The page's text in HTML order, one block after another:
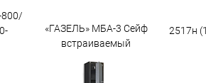
«ГАЗЕЛЬ» МБА-3 Сейф
встраиваемый
2517н